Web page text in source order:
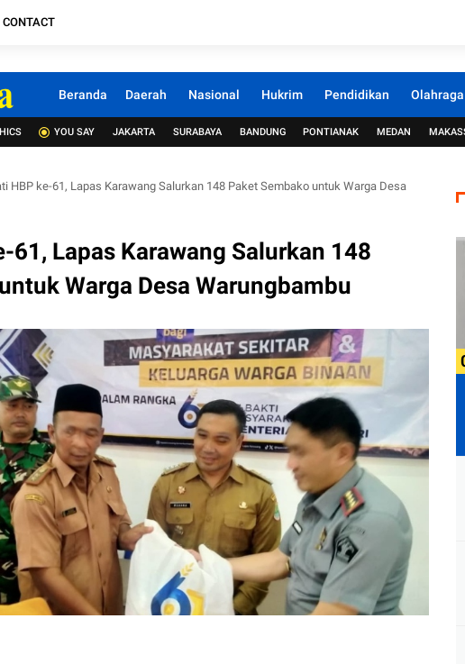
CONTACT
Beranda Daerah Nasional Hukrim Pendidikan Olahraga
YOU SAY JAKARTA SURABAYA BANDUNG PONTIANAK MEDAN
HBP ke-61, Lapas Karawang Salurkan 148 Paket Sembako untuk Warga Desa
61, Lapas Karawang Salurkan 148
Warga Desa Warungbambu